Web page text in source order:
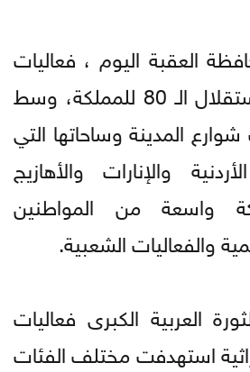
العقبة اليوم ، فعاليات
الاحتفال بعيد الاستقلال الـ 80 للمملكة، وسط
المدينة وساحاتها التي
والإنارات والأهازيج
واسعة من المواطنين
والفعاليات الشعبية.
العربية الكبرى فعاليات
استهدفت مختلف الفئات